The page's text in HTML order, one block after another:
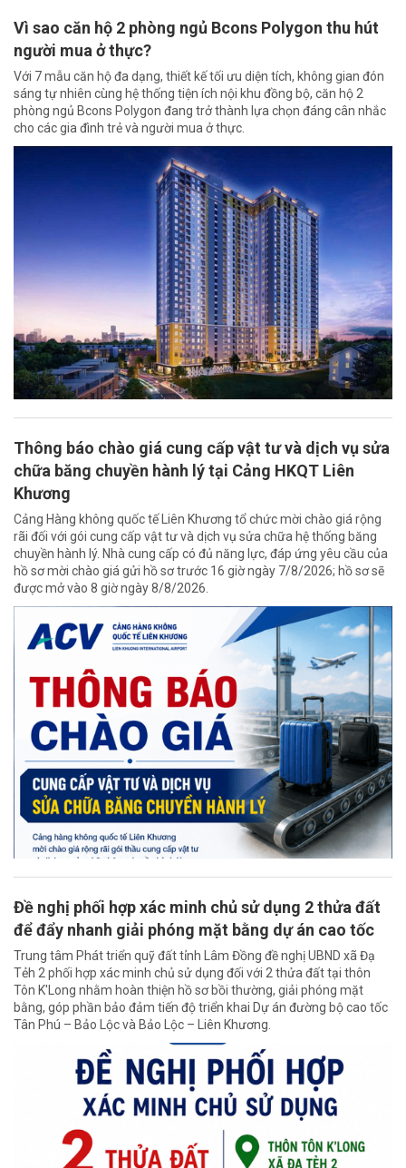
Vì sao căn hộ 2 phòng ngủ Bcons Polygon thu hút
người mua ở thực?
Với 7 mẫu căn hộ đa dạng, thiết kế tối ưu diện tích, không gian đón
sáng tự nhiên cùng hệ thống tiện ích nội khu đồng bộ, căn hộ 2
phòng ngủ Bcons Polygon đang trở thành lựa chọn đáng cân nhắc
cho các gia đình trẻ và người mua ở thực.
Thông báo chào giá cung cấp vật tư và dịch vụ sửa
chữa băng chuyền hành lý tại Cảng HKQT Liên
Khương
Cảng Hàng không quốc tế Liên Khương tổ chức mời chào giá rộng
rãi đối với gói cung cấp vật tư và dịch vụ sửa chữa hệ thống băng
chuyền hành lý. Nhà cung cấp có đủ năng lực, đáp ứng yêu cầu của
hồ sơ mời chào giá gửi hồ sơ trước 16 giờ ngày 7/8/2026; hồ sơ sẽ
được mở vào 8 giờ ngày 8/8/2026.
Đề nghị phối hợp xác minh chủ sử dụng 2 thửa đất
để đẩy nhanh giải phóng mặt bằng dự án cao tốc
Trung tâm Phát triển quỹ đất tỉnh Lâm Đồng đề nghị UBND xã Đạ
Tẻh 2 phối hợp xác minh chủ sử dụng đối với 2 thửa đất tại thôn
Tôn K'Long nhằm hoàn thiện hồ sơ bồi thường, giải phóng mặt
bằng, góp phần bảo đảm tiến độ triển khai Dự án đường bộ cao tốc
Tân Phú – Bảo Lộc và Bảo Lộc – Liên Khương.